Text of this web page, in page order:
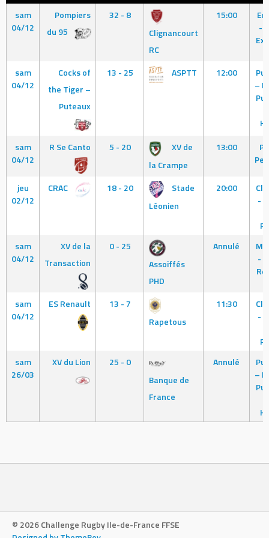
sam
04/12
Pompiers
du 95
32 - 8
Clignancourt
RC
15:00
-
sam
04/12
Cocks of
the Tiger –
Puteaux
13 - 25 ASPTT 12:00
–
sam
04/12
R Se Canto 5 - 20
XV de
la Crampe
13:00
jeu
02/12
CRAC 18 - 20
Stade
Léonien
20:00
-
sam
04/12
XV de la
Transaction
0 - 25
Assoiffés
PHD
Annulé
-
sam
04/12
ES Renault
13 - 7
Rapetous
11:30
-
sam
26/03
XV du Lion
25 - 0
Banque de
France
Annulé
–
© 2026 Challenge Rugby Ile-de-France FFSE